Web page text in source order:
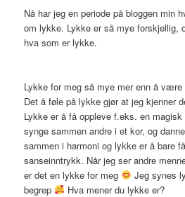
Nå har jeg en periode på bloggen min
om lykke. Lykke er så mye forskjellig,
hva som er lykke.
Lykke for meg så mye mer enn å
Det å føle på lykke gjør at jeg kjenner
Lykke er å få oppleve f.eks. en
synge sammen andre i et kor, og
sammen i harmoni og lykke er å bare
sanseinntrykk. Når jeg ser andre
er det en lykke for meg
Jeg synes
begrep
Hva mener du lykke er?